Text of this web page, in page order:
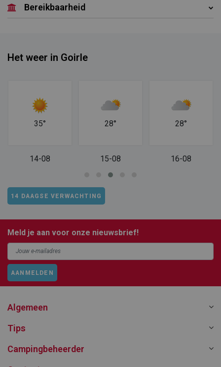
Bereikbaarheid
Het weer in Goirle
35°
14-08
28°
15-08
28°
16-08
14 DAAGSE VERWACHTING
Meld je aan voor onze nieuwsbrief!
AANMELDEN
Algemeen
Tips
Campingbeheerder